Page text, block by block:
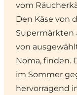
vom
Den Käse von
Supermärkten
von
Noma, finden.
im Sommer
hervorragend